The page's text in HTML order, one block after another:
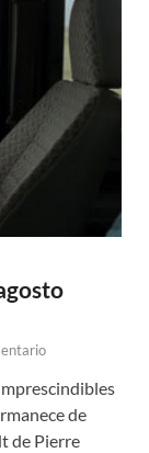
de
de Pierre